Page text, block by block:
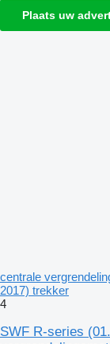
Plaats uw
centrale
2017) trekker
4
SWF R-series